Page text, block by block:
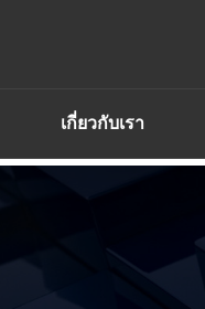
เกี่ยวกับเรา